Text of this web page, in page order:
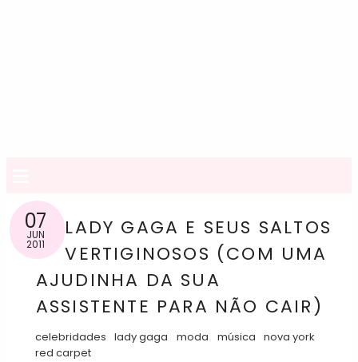
07
JUN
2011
LADY GAGA E SEUS SALTOS
VERTIGINOSOS (COM UMA
AJUDINHA DA SUA
ASSISTENTE PARA NÃO CAIR)
celebridades lady gaga moda música
nova york
red carpet